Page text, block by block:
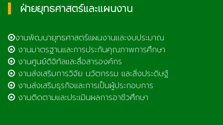
ฝ่ายยุทธศาสตร์และแผนงาน
งานพัฒนายุทธศาสตร์แผนงานและงบประมาณ
งานมาตรฐานและการประกันคุณภาพการศึกษา
งานศูนย์ดิจิทัลและสื่อสารองค์กร
งานส่งเสริมการวิจัย นวัตกรรม และสิ่งประดิษฐ์
งานส่งเสริมธุรกิจและการเป็นผู้ประกอบการ
งานติดตามและประเมินผลการอาชีวศึกษา